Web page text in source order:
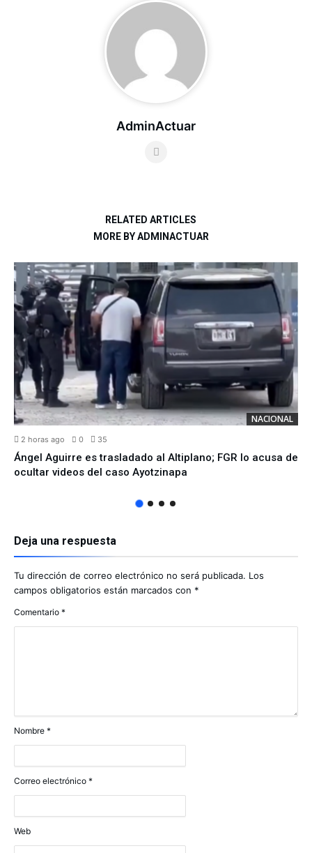
AdminActuar
RELATED ARTICLES
MORE BY ADMINACTUAR
NACIONAL
2 horas ago 0 35
Ángel Aguirre es trasladado al Altiplano; FGR lo acusa de
ocultar videos del caso Ayotzinapa
Deja una respuesta
Tu dirección de correo electrónico no será publicada. Los
campos obligatorios están marcados con *
Comentario *
Nombre *
Correo electrónico *
Web